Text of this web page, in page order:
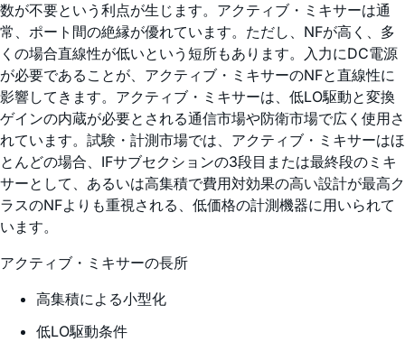
数が不要という利点が生じます。アクティブ・ミキサーは通
常、ポート間の絶縁が優れています。ただし、NFが高く、多
くの場合直線性が低いという短所もあります。入力にDC電源
が必要であることが、アクティブ・ミキサーのNFと直線性に
影響してきます。アクティブ・ミキサーは、低LO駆動と変換
ゲインの内蔵が必要とされる通信市場や防衛市場で広く使用さ
れています。試験・計測市場では、アクティブ・ミキサーはほ
とんどの場合、IFサブセクションの3段目または最終段のミキ
サーとして、あるいは高集積で費用対効果の高い設計が最高ク
ラスのNFよりも重視される、低価格の計測機器に用いられて
います。
アクティブ・ミキサーの長所
高集積による小型化
低LO駆動条件